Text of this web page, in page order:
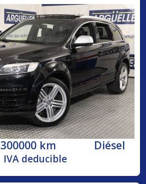
300000 km Diésel
IVA deducible